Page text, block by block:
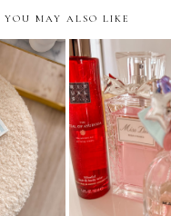
YOU MAY ALSO LIKE
-
Moje TOP